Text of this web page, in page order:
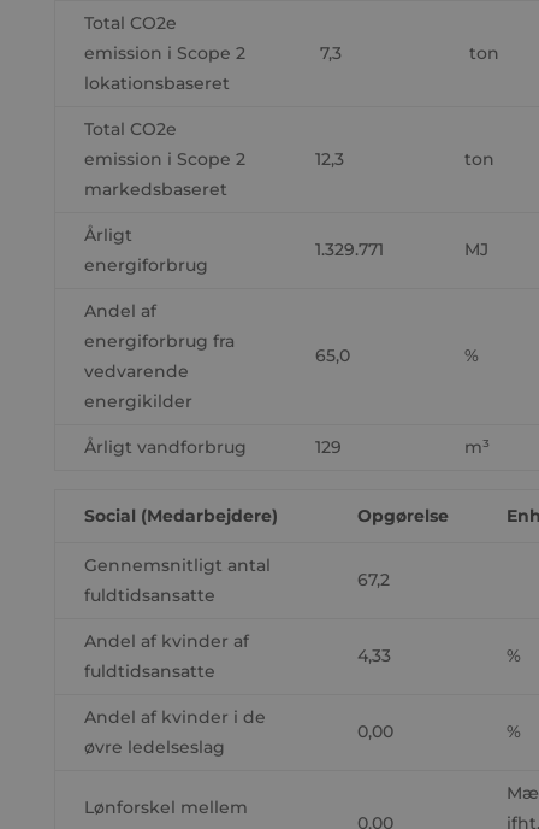
Total CO2e
emission i Scope 2
lokationsbaseret
7,3 ton
Total CO2e
emission i Scope 2
markedsbaseret
12,3 ton
Årligt
energiforbrug
1.329.771 MJ
Andel af
energiforbrug fra
vedvarende
energikilder
65,0 %
Årligt vandforbrug 129 m³
Social (Medarbejdere) Opgørelse
Gennemsnitligt antal
fuldtidsansatte
67,2
Andel af kvinder af
fuldtidsansatte
4,33 %
Andel af kvinder i de
øvre ledelseslag
0,00 %
Lønforskel mellem
0,00
ifht.